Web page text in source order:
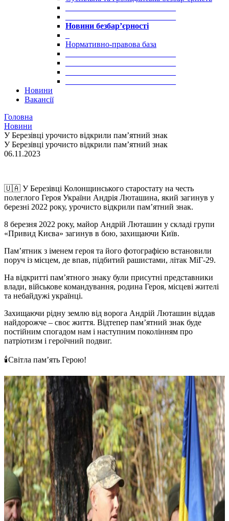
Новини безбар’єрності
Нормативно-правова база
Новини
Вакансії
Головна
Новини
У Березівці урочисто відкрили пам’ятний знак
У Березівці урочисто відкрили пам’ятний знак
06.11.2023
🇺🇦 У Березівці Колонщинського старостату на честь
полеглого Героя України Андрія Люташина, який загинув у
березні 2022 року, урочисто відкрили пам’ятний знак.
8 березня 2022 року, майор Андрій Люташин у складі групи
«Привид Києва» загинув в бою, захищаючи Київ.
Пам’ятник з іменем героя та його фотографією встановили
поруч із місцем, де впав, підбитий рашистами, літак МіГ-29.
На відкритті пам’ятного знаку були присутні представники
влади, військове командування, родина Героя, місцеві жителі
та небайдужі українці.
Захищаючи рідну землю від ворога Андрій Люташин віддав
найдорожче – своє життя. Відтепер пам’ятний знак буде
постійним спогадом нам і наступним поколінням про
патріотизм і героїчний подвиг.
🕯Світла пам’ять Герою!